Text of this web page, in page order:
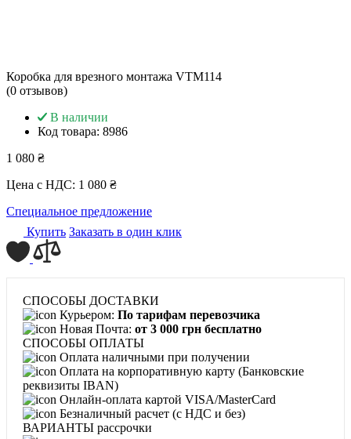
Коробка для врезного монтажа VTM114
(0 отзывов)
В наличии
Код товара: 8986
1 080 ₴
Цена с НДС: 1 080 ₴
Специальное предложение
Купить Заказать в один клик
СПОСОБЫ ДОСТАВКИ
Курьером: По тарифам перевозчика
Новая Почта: от 3 000 грн бесплатно
СПОСОБЫ ОПЛАТЫ
Оплата наличными при получении
Оплата на корпоративную карту (Банковские
реквизиты IBAN)
Онлайн-оплата картой VISA/MasterCard
Безналичный расчет (с НДС и без)
ВАРИАНТЫ рассрочки